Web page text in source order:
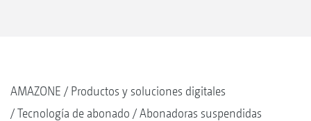
AMAZONE
Productos y soluciones digitales
Tecnología de abonado
Abonadoras suspendidas